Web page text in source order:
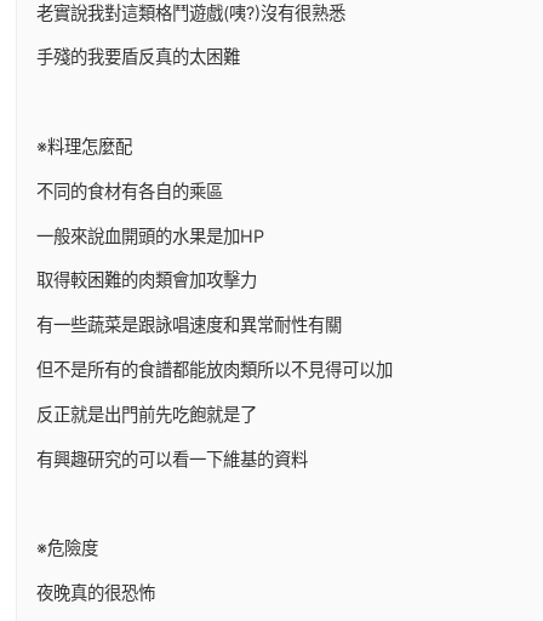
老實說我對這類格鬥遊戲(咦?)沒有很熟悉
手殘的我要盾反真的太困難
※料理怎麼配
不同的食材有各自的乘區
一般來說血開頭的水果是加HP
取得較困難的肉類會加攻擊力
有一些蔬菜是跟詠唱速度和異常耐性有關
但不是所有的食譜都能放肉類所以不見得可以加
反正就是出門前先吃飽就是了
有興趣研究的可以看一下維基的資料
※危險度
夜晚真的很恐怖